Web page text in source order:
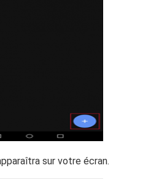
sur votre écran.